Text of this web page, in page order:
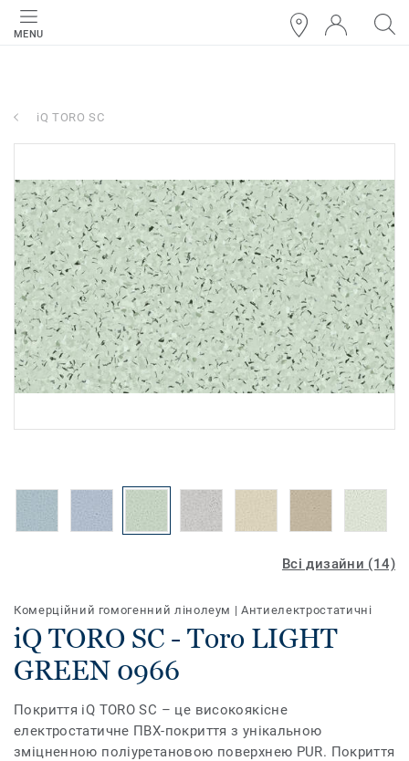
MENU
iQ TORO SC
Всі дизайни (14)
Комерційний гомогенний лінолеум |Антиелектростатичні
iQ TORO SC - Toro LIGHT
GREEN 0966
Покриття iQ TORO SC – це високоякісне
електростатичне ПВХ-покриття з унікальною
зміцненною поліуретановою поверхнею PUR. Покриття